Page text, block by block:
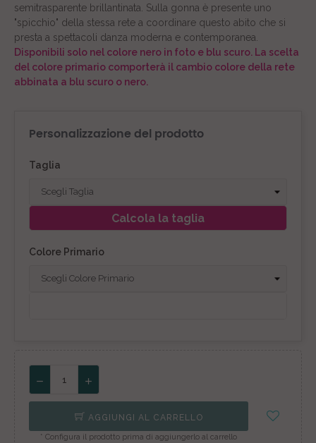
semitrasparente brillantinata. Sulla gonna è presente uno
"spicchio" della stessa rete a coordinare questo abito che si
presta a spettacoli danza moderna e contemporanea.
Disponibili solo nel colore nero in foto e blu scuro. La scelta
del colore primario comporterà il cambio colore della rete
abbinata a blu scuro o nero.
Personalizzazione del prodotto
Taglia
Calcola la taglia
Colore Primario
AGGIUNGI AL CARRELLO
* Configura il prodotto prima di aggiungerlo al carrello